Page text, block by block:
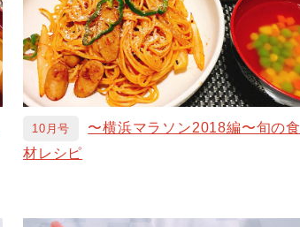
10月号
〜横浜マラソン2018編〜旬の食
材レシピ